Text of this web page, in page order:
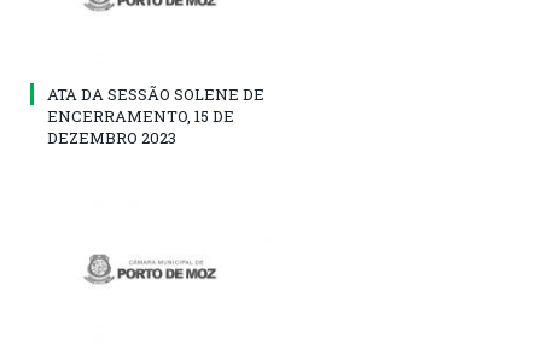
ATA DA SESSÃO SOLENE DE
ENCERRAMENTO, 15 DE
DEZEMBRO 2023